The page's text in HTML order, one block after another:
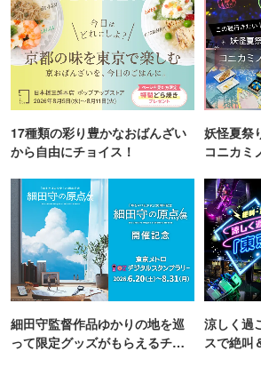
17種類の彩り豊かなおばんざい
から自由にチョイス！
妖怪夏祭
コニカミ
細田守監督作品ゆかりの地を巡
って限定グッズがもらえるチャ
涼しく過
スで絶叫